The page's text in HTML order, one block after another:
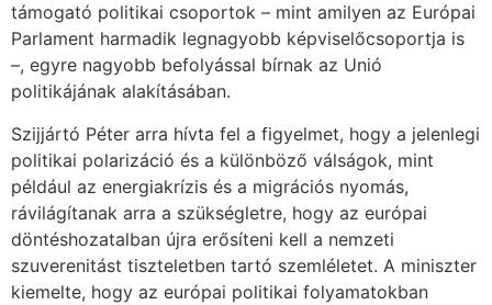
támogató politikai csoportok – mint amilyen az Európai
Parlament harmadik legnagyobb képviselőcsoportja is
–, egyre nagyobb befolyással bírnak az Unió
politikájának alakításában.
Szijjártó Péter arra hívta fel a figyelmet, hogy a jelenlegi
politikai polarizáció és a különböző válságok, mint
például az energiakrízis és a migrációs nyomás,
rávilágítanak arra a szükségletre, hogy az európai
döntéshozatalban újra erősíteni kell a nemzeti
szuverenitást tiszteletben tartó szemléletet. A miniszter
kiemelte, hogy az európai politikai folyamatokban